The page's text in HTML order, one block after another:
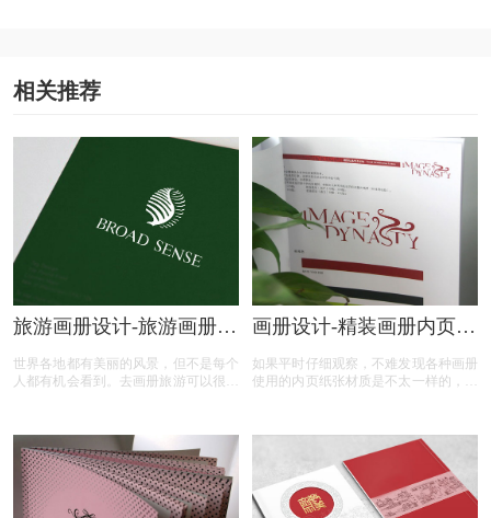
相关推荐
旅游画册设计-旅游画册设
世界各地都有美丽的风景，但不是每个
人都有机会看到。去画册旅游可以很好
本文向你介绍旅游画册设计的特点要素
都包含那些
画册设计-精装画册内页用
如果平时仔细观察，不难发现各种画册
使用的内页纸张材质是不太一样的，有
一些高端精装画册的则会使用质量较高
的纸张。那精装画册内页一般都是什么